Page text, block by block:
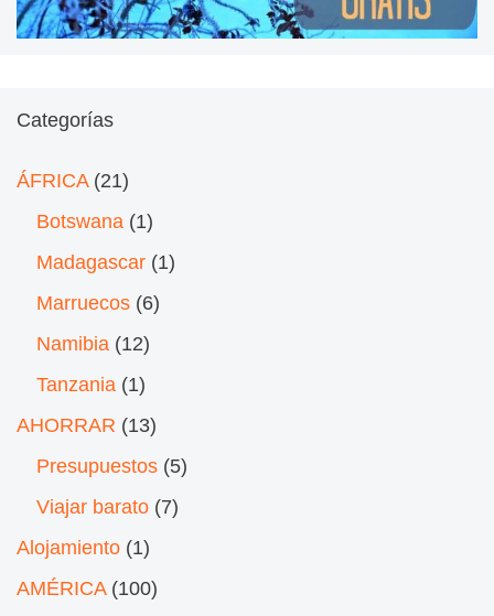
Categorías
ÁFRICA(21)
Botswana (1)
Madagascar (1)
Marruecos (6)
Namibia (12)
Tanzania (1)
AHORRAR (13)
Presupuestos (5)
Viajar barato (7)
Alojamiento (1)
AMÉRICA(100)